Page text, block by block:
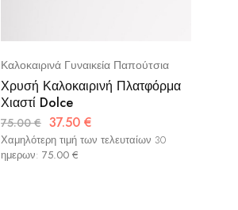
Καλοκαιρινά Γυναικεία Παπούτσια
Χρυσή Καλοκαιρινή Πλατφόρμα
Χιαστί Dolce
75.00€ 37.50 €
Χαμηλότερη τιμή των τελευταίων 30
ημερων: 75.00 €